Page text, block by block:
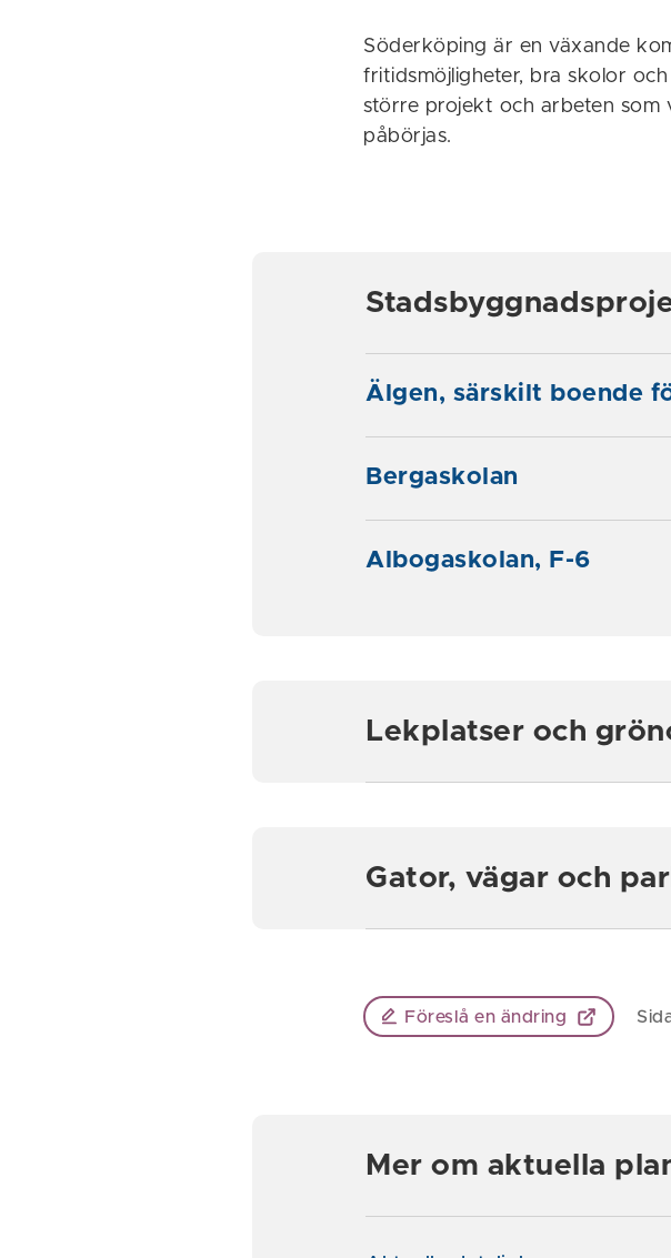
Söderköping är en växande
fritidsmöjligheter, bra skolor
större projekt och arbeten som
påbörjas.
Älgen, särskilt boende
Bergaskolan
Albogaskolan, F-6
Lekplatser och
Gator, vägar och
Föreslå en ändring
Mer om aktuella